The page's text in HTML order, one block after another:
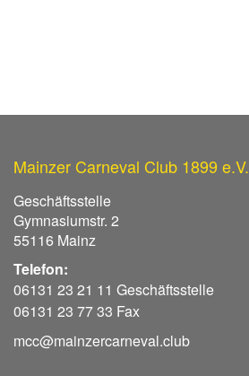
Mainzer Carneval Club 1899 e.V.
Geschäftsstelle
Gymnasiumstr. 2
55116 Mainz
Telefon:
06131 23 21 11 Geschäftsstelle
06131 23 77 33 Fax
mcc@mainzercarneval.club